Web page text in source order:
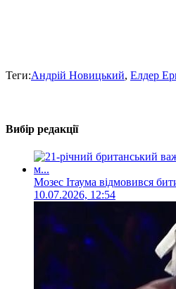
Теги:Андрій Новицький, Елдер
Вибір редакції
Мозес Ітаума відмовився
10.07.2026, 12:54